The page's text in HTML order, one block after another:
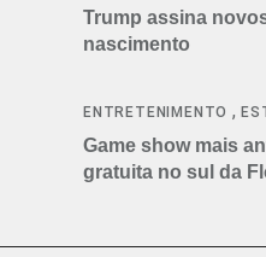
Trump assina
nascimento
ENTRETENIMENTO ,
Game show mais
gratuita no sul da